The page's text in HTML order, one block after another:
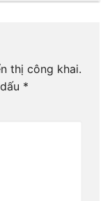
thị công khai.
*